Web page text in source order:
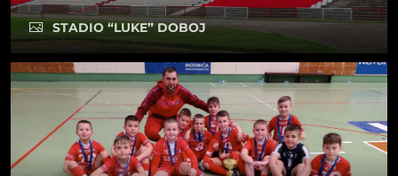
STADIO “LUKE” DOBOJ